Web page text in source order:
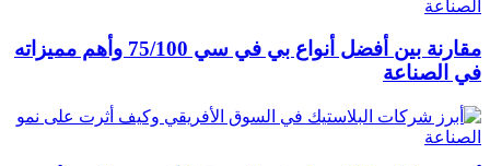
مقارنة بين أفضل أنواع بي في سي 75/100 وأهم مميزاته
في الصناعة